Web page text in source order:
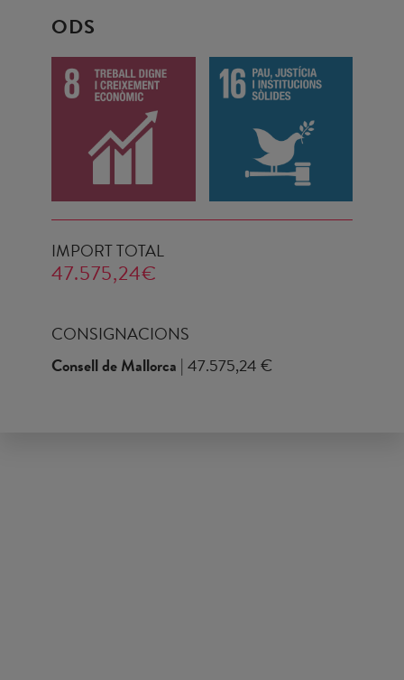
ODS
IMPORT TOTAL
47.575,24€
CONSIGNACIONS
Consell de Mallorca | 47.575,24 €